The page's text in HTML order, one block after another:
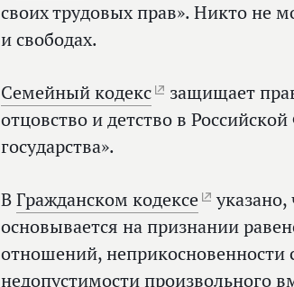
своих трудовых прав». Никто не
и свободах.
Семейный кодекс
защищает
отцовство и детство в
государства».
ВГражданском кодексе
указано,
основывается на признании
отношений, неприкосновенности
недопустимости произвольного